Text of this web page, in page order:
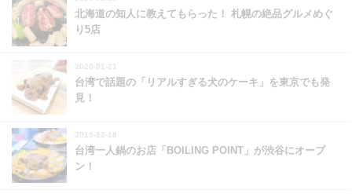
北海道の知人に教えてもらった！ 札幌の絶品グルメめぐ
り5店
2020-01-21
台湾で話題の「リアルすぎる犬のケーキ」を東京でも発
見！
2019-12-18
台湾一人鍋のお店「BOILING POINT」が渋谷にオープ
ン！